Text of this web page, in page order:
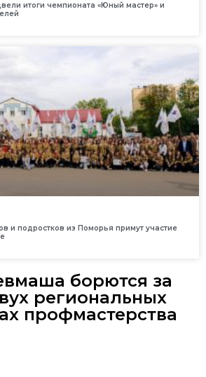
итоги чемпионата «Юный мастер» и
и подростков из Поморья примут участие
борются за
региональных
профмастерства